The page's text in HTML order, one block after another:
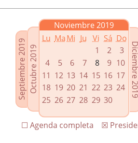
Septiembre 2019Octubre 2019
Noviembre 2019
Lu MaMi Ju Vi Sá Do
1
2
3
4
5 6 7 8 9 10
11 12 13 14 15 16 17
18 19 20 21 22 23 24
25 26 27 28 29 30
Diciembre 2019
☒
☐ Agenda completa